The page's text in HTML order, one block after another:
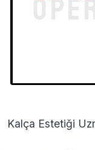
Kalça Estetiği